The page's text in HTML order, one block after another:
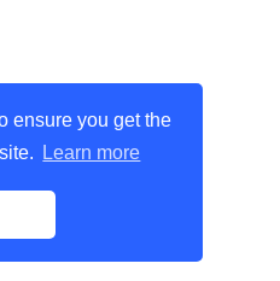
ensure you get the
Learn more